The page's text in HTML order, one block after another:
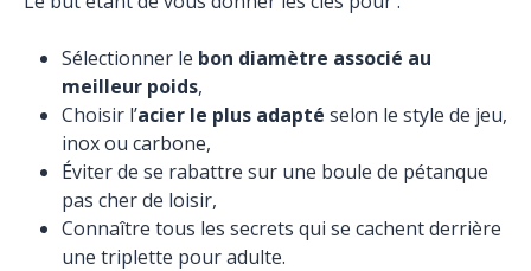
Sélectionner le bon diamètre associé au
meilleur poids,
Choisir l’acier le plus adapté selon le style de jeu,
inox ou carbone,
Éviter de se rabattre sur une boule de pétanque
pas cher de loisir,
Connaître tous les secrets qui se cachent derrière
une triplette pour adulte.